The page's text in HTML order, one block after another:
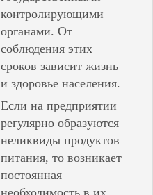
контролирующими
органами. От
соблюдения этих
сроков зависит жизнь
и здоровье населения.
Если на предприятии
регулярно образуются
неликвиды продуктов
питания, то возникает
постоянная
необходимость в их